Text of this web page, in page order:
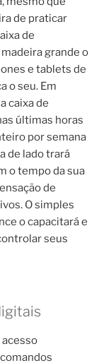
de praticar
de
grande o
e tablets de
o seu. Em
caixa de
últimas horas
por semana
de lado trará
o tempo da sua
de
O simples
o capacitará e
seus